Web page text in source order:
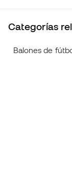
Categorías
Balones de